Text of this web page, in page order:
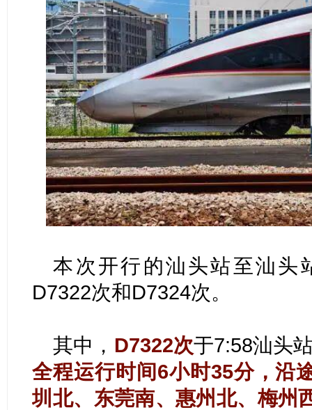
本次开行的汕头站至汕头
D7322次和D7324次。
其中， D7322次于7:58汕头
全程运行时间6小时35分，沿
圳北、东莞南、惠州北、梅州